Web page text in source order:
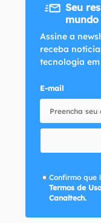
Seu
mundo
Assine a
receba
tecnologia
E-mail
Confirmo que
Termos de
Canaltech.